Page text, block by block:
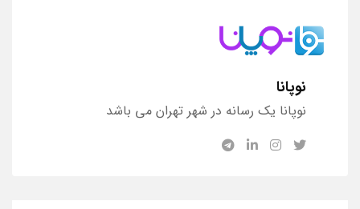
نوپانا
نوپانا یک رسانه در شهر تهران می باشد